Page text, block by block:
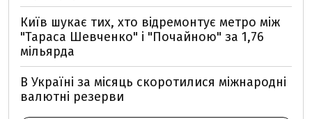
Київ шукає тих, хто відремонтує метро між
"Тараса Шевченко" і "Почайною" за 1,76
мільярда
В Україні за місяць скоротилися міжнародні
валютні резерви